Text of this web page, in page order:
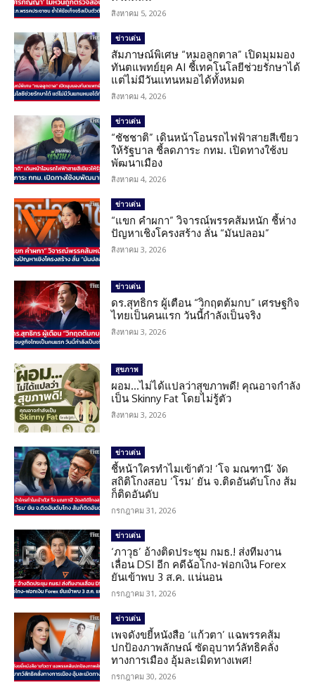
สิงหาคม 5, 2026
ข่าวเด่น
สัมภาษณ์พิเศษ “หมอลูกตาล” เปิดมุมมอง
ทันตแพทย์ยุค AI ชี้เทคโนโลยีช่วยรักษาได้
แต่ไม่มีวันแทนหมอได้ทั้งหมด
สิงหาคม 4, 2026
ข่าวเด่น
“ชัชชาติ” เดินหน้าโอนรถไฟฟ้าสายสีเขียว
ให้รัฐบาล ชี้ลดภาระ กทม. เปิดทางใช้งบ
พัฒนาเมือง
สิงหาคม 4, 2026
ข่าวเด่น
“แขก คำผกา” วิจารณ์พรรคส้มหนัก ชี้ห่าง
ปัญหาเชิงโครงสร้าง ลั่น “มันปลอม”
สิงหาคม 3, 2026
ข่าวเด่น
ดร.สุทธิกร ผู้เตือน “วิกฤตต้มกบ” เศรษฐกิจ
ไทยเป็นคนแรก วันนี้กำลังเป็นจริง
สิงหาคม 3, 2026
สุขภาพ
ผอม…ไม่ได้แปลว่าสุขภาพดี! คุณอาจกำลัง
เป็น Skinny Fat โดยไม่รู้ตัว
สิงหาคม 3, 2026
ข่าวเด่น
ชี้หน้าใครทำไมเข้าตัว! ‘โจ มณฑานี’ งัด
สถิติโกงสอบ ‘โรม’ ยัน จ.ติดอันดับโกง ส้ม
ก็ติดอันดับ
กรกฎาคม 31, 2026
ข่าวเด่น
‘ภาวุธ’ อ้างติดประชุม กมธ.! ส่งทีมงาน
เลื่อน DSI อีก คดีฉ้อโกง-ฟอกเงิน Forex
ยันเข้าพบ 3 ส.ค. แน่นอน
กรกฎาคม 31, 2026
ข่าวเด่น
เพจดังขยี้หนังสือ ‘แก้วตา’ แฉพรรคส้ม
ปกป้องภาพลักษณ์ ซัดอุบาทว์ลัทธิคลั่ง
ทางการเมือง อุ้มละเมิดทางเพศ!
กรกฎาคม 30, 2026